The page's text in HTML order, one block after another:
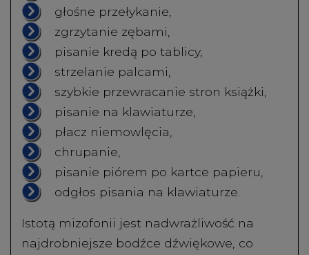
głośne przełykanie,
zgrzytanie zębami,
pisanie kredą po tablicy,
strzelanie palcami,
szybkie przewracanie stron książki,
pisanie na klawiaturze,
płacz niemowlęcia,
chrupanie,
pisanie piórem po kartce papieru,
odgłos pisania na klawiaturze.
Istotą mizofonii jest nadwrażliwość na
najdrobniejsze bodźce dźwiękowe, co